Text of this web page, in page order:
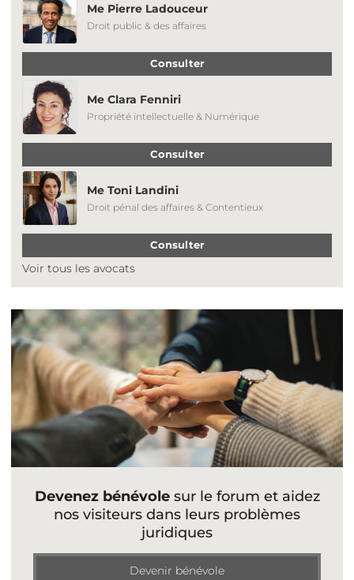
Me Pierre Ladouceur
Droit public & des affaires
Consulter
Me Clara Fenniri
Propriété intellectuelle & Numérique
Consulter
Me Toni Landini
Droit pénal des affaires & Contentieux
Consulter
Voir tous les avocats
Devenez bénévolesur le forum et aidez
nos visiteurs dans leurs problèmes
juridiques
Devenir bénévole